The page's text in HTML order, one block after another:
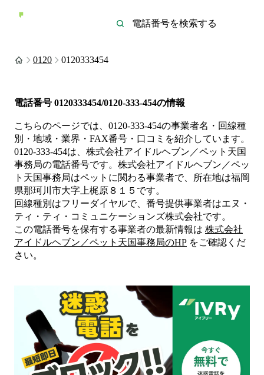
0120 0120333454
電話番号 0120333454/0120-333-454の情報
こちらのページでは、 0120-333-454の事業者名・回線種
別・地域・業界・FAX番号・口コミを紹介しています。
0120-333-454は、 株式会社アイドルヘブン／ペット天国
事務局の電話番号です。 株式会社アイドルヘブン／ペッ
ト天国事務局はペット に関わる事業者で、所在地は福岡
県那珂川市大字上梶原８１５ です。
回線種別はフリーダイヤルで、番号提供事業者はエヌ・
ティ・ティ・コミュニケーションズ株式会社です。
この電話番号を保有する事業者の最新情報は 株式会社
アイドルヘブン／ペット天国事務局のHP をご確認くだ
さい。